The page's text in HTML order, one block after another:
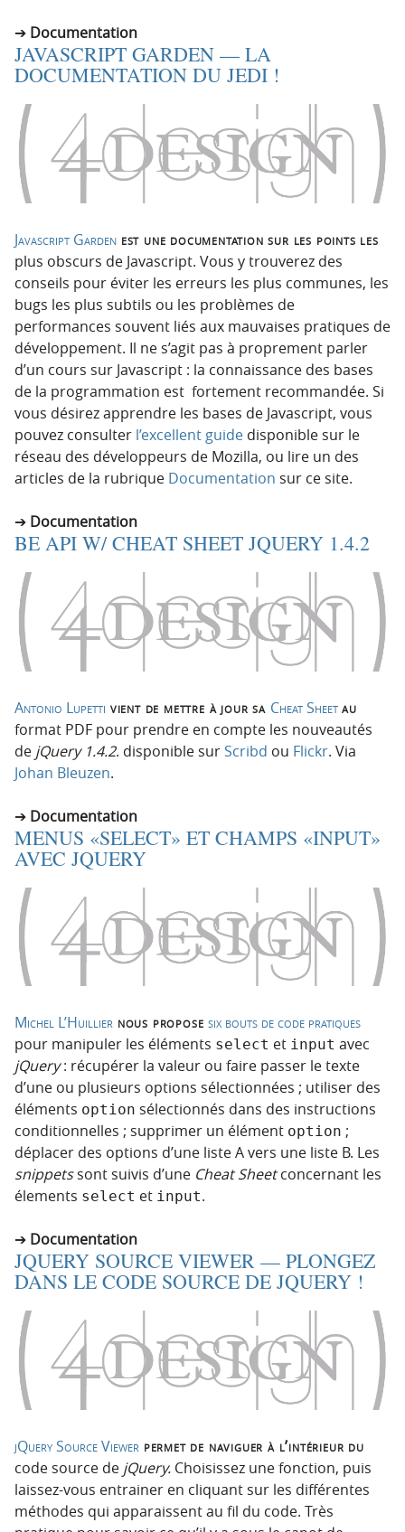
Documentation
JAVASCRIPT GARDEN — LA
DOCUMENTATION DU JEDI !
Javascript Garden est une documentation sur les points les
plus obscurs de Javascript. Vous y trouverez des
conseils pour éviter les erreurs les plus communes, les
bugs les plus subtils ou les problèmes de
performances souvent liés aux mauvaises pratiques de
développement. Il ne s’agit pas à proprement parler
d’un cours sur Javascript : la connaissance des bases
de la programmation est fortement recommandée. Si
vous désirez apprendre les bases de Javascript, vous
pouvez consulter l’excellent guide disponible sur le
réseau des développeurs de Mozilla, ou lire un des
articles de la rubrique Documentation sur ce site.
Documentation
BE API W/ CHEAT SHEET JQUERY 1.4.2
Antonio Lupetti vient de mettre à jour sa Cheat Sheetau
format PDF pour prendre en compte les nouveautés
de jQuery 1.4.2. disponible sur Scribd ou Flickr. Via
Johan Bleuzen.
Documentation
MENUS «SELECT» ET CHAMPS «INPUT»
AVEC JQUERY
Michel L’Huillier nous proposesix bouts de code pratiques
pour manipuler les éléments select et input avec
jQuery: récupérer la valeur ou faire passer le texte
d’une ou plusieurs options sélectionnées ; utiliser des
éléments option sélectionnés dans des instructions
conditionnelles ; supprimer un élément option ;
déplacer des options d’une liste A vers une liste B. Les
snippetssont suivis d’une Cheat Sheetconcernant les
élements select et input.
Documentation
JQUERY SOURCE VIEWER — PLONGEZ
DANS LE CODE SOURCE DE JQUERY !
jQuery Source Viewer permet de naviguer à l’intérieur du
code source de jQuery. Choisissez une fonction, puis
laissez-vous entrainer en cliquant sur les différentes
méthodes qui apparaissent au fil du code. Très